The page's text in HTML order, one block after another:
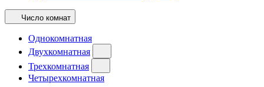
Число комнат
Однокомнатная
Двухкомнатная
Трехкомнатная
Четырехкомнатная